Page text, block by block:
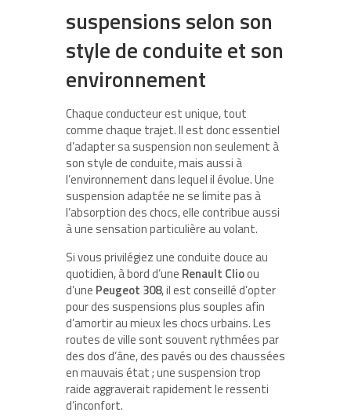
suspensions selon son
style de conduite et son
environnement
Chaque conducteur est unique, tout
comme chaque trajet. Il est donc essentiel
d’adapter sa suspension non seulement à
son style de conduite, mais aussi à
l’environnement dans lequel il évolue. Une
suspension adaptée ne se limite pas à
l’absorption des chocs, elle contribue aussi
à une sensation particulière au volant.
Si vous privilégiez une conduite douce au
quotidien, à bord d’une Renault Clioou
d’une Peugeot 308, il est conseillé d’opter
pour des suspensions plus souples afin
d’amortir au mieux les chocs urbains. Les
routes de ville sont souvent rythmées par
des dos d’âne, des pavés ou des chaussées
en mauvais état ; une suspension trop
raide aggraverait rapidement le ressenti
d’inconfort.